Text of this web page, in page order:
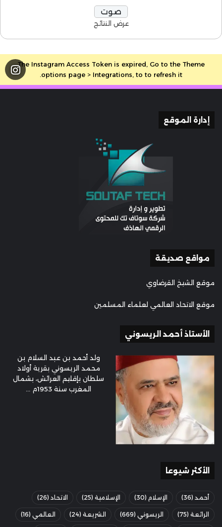
عرض النتائج
The Instagram Access Token is expired, Go to the Theme
options page > Integrations, to to refresh it.
إدارة الموقع
مواقع صديقة
موقع الشيخ القرضاوي
موقع الاتحاد العالمي لعلماء المسلمين
الأستاذ أحمد الريسوني
ولد أحمد بن عبد السلام بن
محمد الريسوني بقرية أولاد
سلطان بإقليم العرائش، بشمال
المغرب سنة 1953م ...
الأكثر شيوعا
أحمد (36) الإسلام (30) الإسلامية (25) الاتحاد (26)
الرائعة (75) الريسوني (669) الشريعة (24) العالمي (16)